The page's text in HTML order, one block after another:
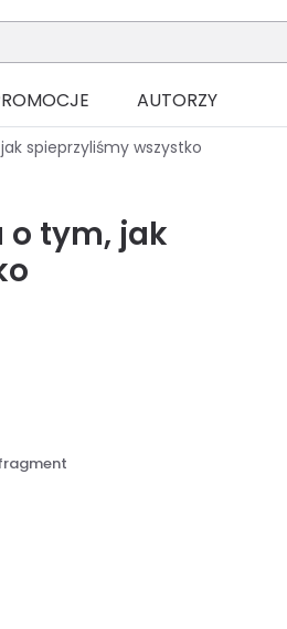
AUTORZY
spieprzyliśmy wszystko
o tym, jak